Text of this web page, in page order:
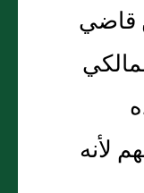
قاضي
لأنه